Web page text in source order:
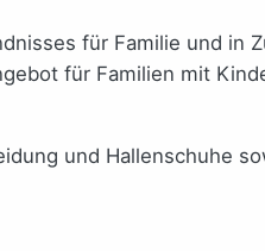
für Familie und
für Familien mit
und Hallenschuhe